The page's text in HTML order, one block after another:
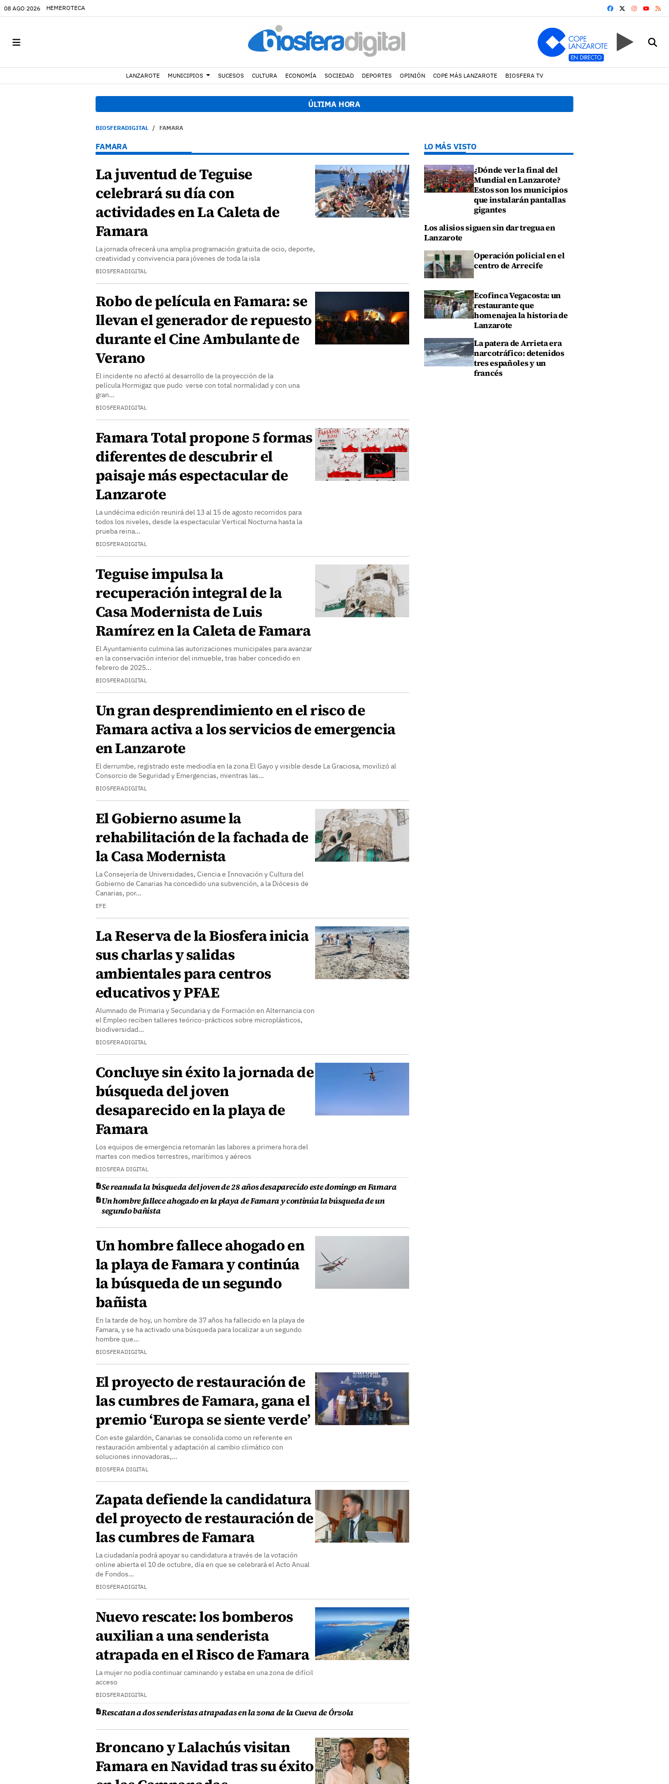
08 AGO 2026 HEMEROTECA FACEBOOK
YOUTUBE
LANZAROTE MUNICIPIOS SUCESOS CULTURA ECONOMÍA SOCIEDAD DEPORTES OPINIÓN COPE MÁS LANZAROTE BIOSFERA TV
ÚLTIMA HORA
BIOSFERADIGITAL FAMARA
FAMARA
La juventud de Teguise
celebrará su día con
actividades en La Caleta de
Famara
La jornada ofrecerá una amplia programación gratuita de ocio, deporte,
creatividad y convivencia para jóvenes de toda la isla
BIOSFERADIGITAL
Robo de película en Famara: se
llevan el generador de repuesto
durante el Cine Ambulante de
Verano
El incidente no afectó al desarrollo de la proyección de la
película Hormigaz que pudo verse con total normalidad y con una
gran…
BIOSFERADIGITAL
Famara Total propone 5 formas
diferentes de descubrir el
paisaje más espectacular de
Lanzarote
La undécima edición reunirá del 13 al 15 de agosto recorridos para
todos los niveles, desde la espectacular Vertical Nocturna hasta la
prueba reina…
BIOSFERADIGITAL
Teguise impulsa la
recuperación integral de la
Casa Modernista de Luis
Ramírez en la Caleta de Famara
El Ayuntamiento culmina las autorizaciones municipales para avanzar
en la conservación interior del inmueble, tras haber concedido en
febrero de 2025…
BIOSFERADIGITAL
Un gran desprendimiento en el risco de
Famara activa a los servicios de emergencia
en Lanzarote
El derrumbe, registrado este mediodía en la zona El Gayo y visible desde La Graciosa, movilizó al
Consorcio de Seguridad y Emergencias, mientras las…
BIOSFERADIGITAL
El Gobierno asume la
rehabilitación de la fachada de
la Casa Modernista
La Consejería de Universidades, Ciencia e Innovación y Cultura del
Gobierno de Canarias ha concedido una subvención, a la Diócesis de
Canarias, por…
EFE
La Reserva de la Biosfera inicia
sus charlas y salidas
ambientales para centros
educativos y PFAE
Alumnado de Primaria y Secundaria y de Formación en Alternancia con
el Empleo reciben talleres teórico-prácticos sobre microplásticos,
biodiversidad…
BIOSFERADIGITAL
Concluye sin éxito la jornada de
búsqueda del joven
desaparecido en la playa de
Famara
Los equipos de emergencia retomarán las labores a primera hora del
martes con medios terrestres, marítimos y aéreos
BIOSFERA DIGITAL
Se reanuda la búsqueda del joven de 28 años desaparecido este domingo en Famara
Un hombre fallece ahogado en la playa de Famara y continúa la búsqueda de un
segundo bañista
Un hombre fallece ahogado en
la playa de Famara y continúa
la búsqueda de un segundo
bañista
En la tarde de hoy, un hombre de 37 años ha fallecido en la playa de
Famara, y se ha activado una búsqueda para localizar a un segundo
hombre que…
BIOSFERADIGITAL
El proyecto de restauración de
las cumbres de Famara, gana el
premio ‘Europa se siente verde’
Con este galardón, Canarias se consolida como un referente en
restauración ambiental y adaptación al cambio climático con
soluciones innovadoras,…
BIOSFERA DIGITAL
Zapata defiende la candidatura
del proyecto de restauración de
las cumbres de Famara
La ciudadanía podrá apoyar su candidatura a través de la votación
online abierta el 10 de octubre, día en que se celebrará el Acto Anual
de Fondos…
BIOSFERADIGITAL
Nuevo rescate: los bomberos
auxilian a una senderista
atrapada en el Risco de Famara
La mujer no podía continuar caminando y estaba en una zona de difícil
acceso
BIOSFERADIGITAL
Rescatan a dos senderistas atrapadas en la zona de la Cueva de Órzola
Broncano y Lalachús visitan
Famara en Navidad tras su éxito
LO MÁS VISTO
¿Dónde ver la final del
Mundial en Lanzarote?
Estos son los municipios
que instalarán pantallas
gigantes
Los alisios siguen sin dar tregua en
Lanzarote
Operación policial en el
centro de Arrecife
Ecofinca Vegacosta: un
restaurante que
homenajea la historia de
Lanzarote
La patera de Arrieta era
narcotráfico: detenidos
tres españoles y un
francés